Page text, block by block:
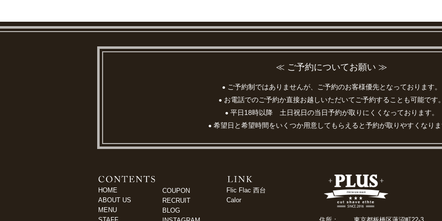
≪ ご予約についてお願い ≫
●ご予約制ではありませんが、ご予約のお客様優先となっております。
●お電話でのご予約か直接お越しいただいてご予約することも可能です
●平日18時以降 土日祝日の当日予約が取りにくくなっております。
●希望日と希望時間をいくつか用意してもらえると予約が取りやすくなり
HOME
ABOUT US
MENU
COUPON
RECRUIT
BLOG
Flic Flac 西台
Calor